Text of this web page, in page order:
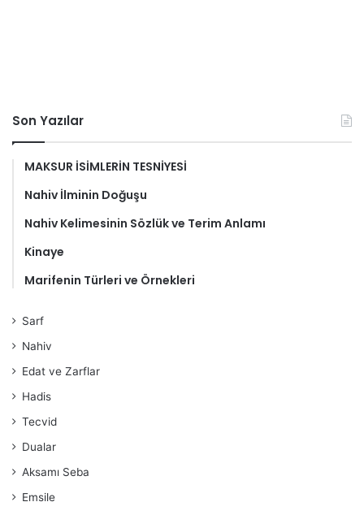
Son Yazılar
MAKSUR İSİMLERİN TESNİYESİ
Nahiv İlminin Doğuşu
Nahiv Kelimesinin Sözlük ve Terim Anlamı
Kinaye
Marifenin Türleri ve Örnekleri
Sarf
Nahiv
Edat ve Zarflar
Hadis
Tecvid
Dualar
Aksamı Seba
Emsile